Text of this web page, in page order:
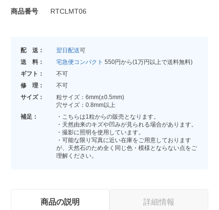
商品番号 RTCLMT06
配 送： 翌日配送可
送 料：
宅急便コンパクト 550円から(1万円以上で送料無料)
ギフト：
不可
修 理：
不可
サイズ：
粒サイズ：6mm(±0.5mm)
穴サイズ：0.8mm以上
補足：
・こちらは1粒からの販売となります。
・天然由来のキズや凹みが見られる場合があります。
・撮影に照明を使用しています。
・可能な限り写真に近い在庫をご用意しております
が、天然石のため全く同じ色・模様とならない点をご
理解ください。
商品の説明 詳細情報